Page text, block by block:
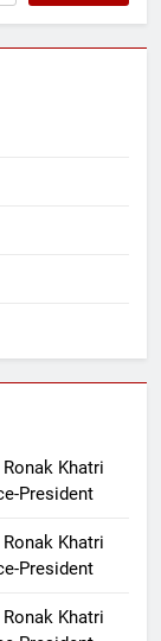
Khatri
President
Khatri
President
Khatri